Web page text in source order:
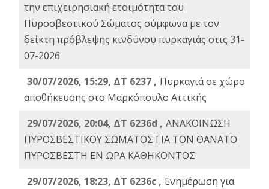
την επιχειρησιακή ετοιμότητα του
Πυροσβεστικού Σώματος σύμφωνα με τον
δείκτη πρόβλεψης κινδύνου πυρκαγιάς στις 31-
07-2026
30/07/2026, 15:29, ΔΤ 6237 , Πυρκαγιά σε χώρο
αποθήκευσης στο Μαρκόπουλο Αττικής
29/07/2026, 20:04, ΔΤ 6236d , ΑΝΑΚΟΙΝΩΣΗ
ΠΥΡΟΣΒΕΣΤΙΚΟΥ ΣΩΜΑΤΟΣ ΓΙΑ ΤΟΝ ΘΑΝΑΤΟ
ΠΥΡΟΣΒΕΣΤΗ ΕΝ ΩΡΑ ΚΑΘΗΚΟΝΤΟΣ
29/07/2026, 18:23, ΔΤ 6236c , Ενημέρωση για